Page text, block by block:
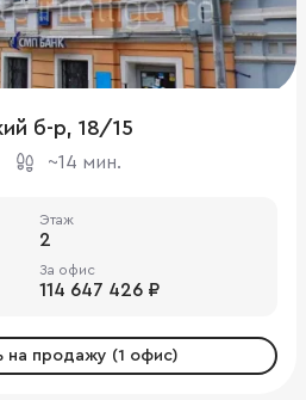
б-р, 18/15
~14 мин.
Этаж
2
За офис
114 647 426 ₽
на продажу (1 офис)